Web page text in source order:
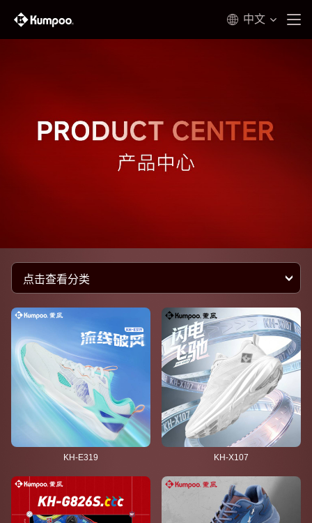
中文
点击查看分类
KH-E319 KH-X107